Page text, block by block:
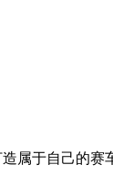
属于自己的赛